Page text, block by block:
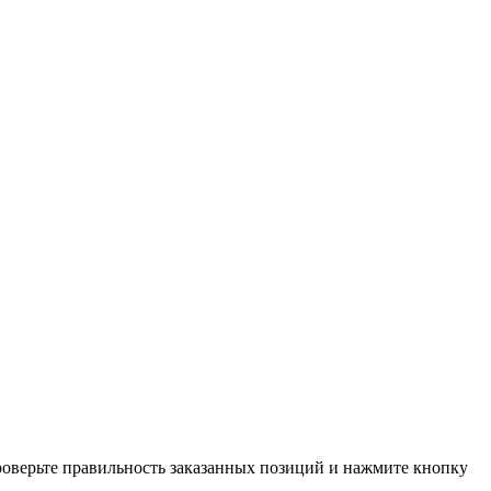
правильность заказанных позиций и нажмите кнопку